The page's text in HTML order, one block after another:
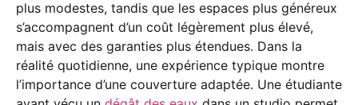
plus modestes, tandis que les espaces plus généreux
s’accompagnent d’un coût légèrement plus élevé,
mais avec des garanties plus étendues. Dans la
réalité quotidienne, une expérience typique montre
l’importance d’une couverture adaptée. Une étudiante